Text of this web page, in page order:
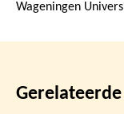
Wageningen